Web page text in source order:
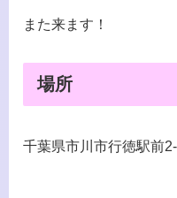
また来ます！
場所
千葉県市川市行徳駅前